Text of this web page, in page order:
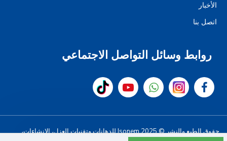
الأخبار
اتصل بنا
روابط وسائل التواصل الاجتماعي
حقوق الطبع والنشر © 2025 Isonem للدهانات وتقنيات العزل، الإنشاءات،